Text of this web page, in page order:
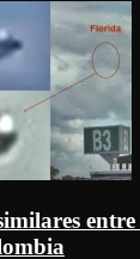
entre